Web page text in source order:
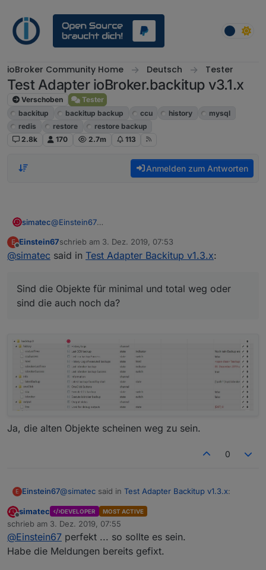
ioBroker Community Home Deutsch Tester
Test Adapter ioBroker.backitup v3.1.x
Verschoben
Tester
backitup
backitup backup ccu history
mysql
redis
restore
restore backup
2.8k
170 2.7m 113
Anmelden zum Antworten
simatec@Einstein67
die auch noch da?
E
Offline
Einstein67schrieb am 3. Dez. 2019, 07:53
zuletzt editiert von
@simatec said in Test Adapter Backitup v1.3.x:
Sind die Objekte für minimal und total weg oder
sind die auch noch da?
Ja, die alten Objekte scheinen weg zu sein.
0
E Einstein67@simatec said in Test Adapter Backitup v1.3.x:
Sind die Objekte für minimal und total weg
oder sind die auch noch da?
Offline
simatec DEVELOPER MOST ACTIVE
schrieb am 3. Dez. 2019, 07:55
zuletzt editiert von
@Einstein67 perfekt ... so sollte es sein.
Habe die Meldungen bereits gefixt.